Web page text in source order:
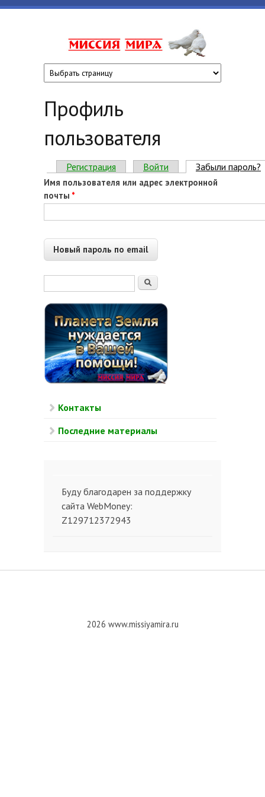
Профиль
пользователя
Главные вкладки
Регистрация Войти Забыли пароль?
Имя пользователя или адрес электронной
почты *
Поиск
Контакты
Последние материалы
Буду благодарен за поддержку
сайта WebMoney:
Z129712372943
2026 www.missiyamira.ru